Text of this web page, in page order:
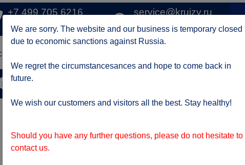
+7 499 705 6216
по Москве
service@kruizy.ru
Отправить запрос
Актуальная информация о короне вирусе
We are sorry. The website and our business is temporary closed
due to economic sanctions against Russia.
We regret the circumstancesances and hope to come back in
future.
We wish our customers and visitors all the best. Stay healthy!
Should you have any further questions, please do not hesitate to
contact us.